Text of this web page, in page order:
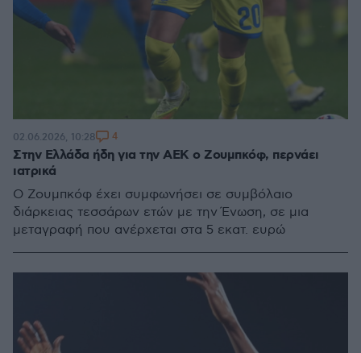
Στην Ελλάδα ήδη για την ΑΕΚ ο Ζουμπκόφ, περνάει
ιατρικά
Ο Ζουμπκόφ έχει συμφωνήσει σε συμβόλαιο
διάρκειας τεσσάρων ετών με την Ένωση, σε μια
μεταγραφή που ανέρχεται στα 5 εκατ. ευρώ
02.06.2026, 10:28 4